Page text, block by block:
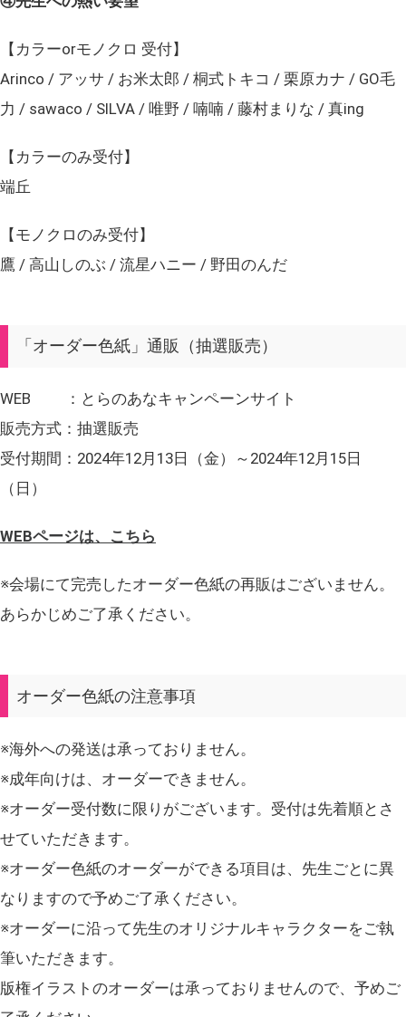
【カラーorモノクロ 受付】
Arinco / アッサ / お米太郎 / 桐式トキコ / 栗原カナ / GO毛
力 / sawaco / SILVA / 唯野 / 喃喃 / 藤村まりな / 真ing
【カラーのみ受付】
端丘
【モノクロのみ受付】
鷹 / 高山しのぶ / 流星ハニー / 野田のんだ
「オーダー色紙」通販（抽選販売）
WEB ：とらのあなキャンペーンサイト
販売方式：抽選販売
受付期間：2024年12月13日（金）～2024年12月15日
（日）
WEBページは、こちら
※会場にて完売したオーダー色紙の再販はございません。
あらかじめご了承ください。
オーダー色紙の注意事項
※海外への発送は承っておりません。
※成年向けは、オーダーできません。
※オーダー受付数に限りがございます。受付は先着順とさ
せていただきます。
※オーダー色紙のオーダーができる項目は、先生ごとに異
なりますので予めご了承ください。
※オーダーに沿って先生のオリジナルキャラクターをご執
筆いただきます。
版権イラストのオーダーは承っておりませんので、予めご